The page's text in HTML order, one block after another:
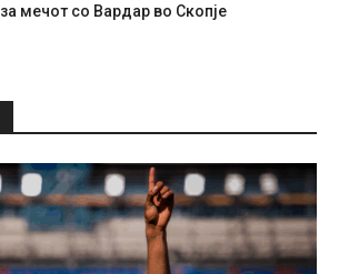
за мечот со Вардар во Скопје